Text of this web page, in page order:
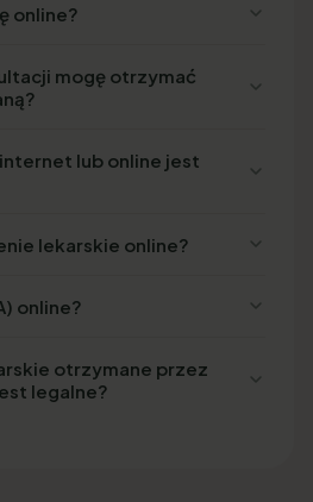
online?
mogę otrzymać
lub online jest
lekarskie online?
online?
otrzymane przez
legalne?